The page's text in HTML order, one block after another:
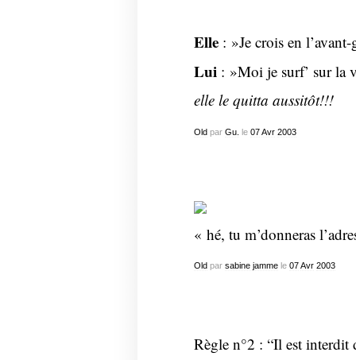
Elle: »Je crois en l’avant-
Lui : »Moi je surf’ sur la
elle le quitta aussitôt!!!
Oldpar Gu. le 07 Avr 2003
« hé, tu m’donneras
Oldpar sabine jammele 07 Avr 2003
Règle n°2 : “Il est interdit